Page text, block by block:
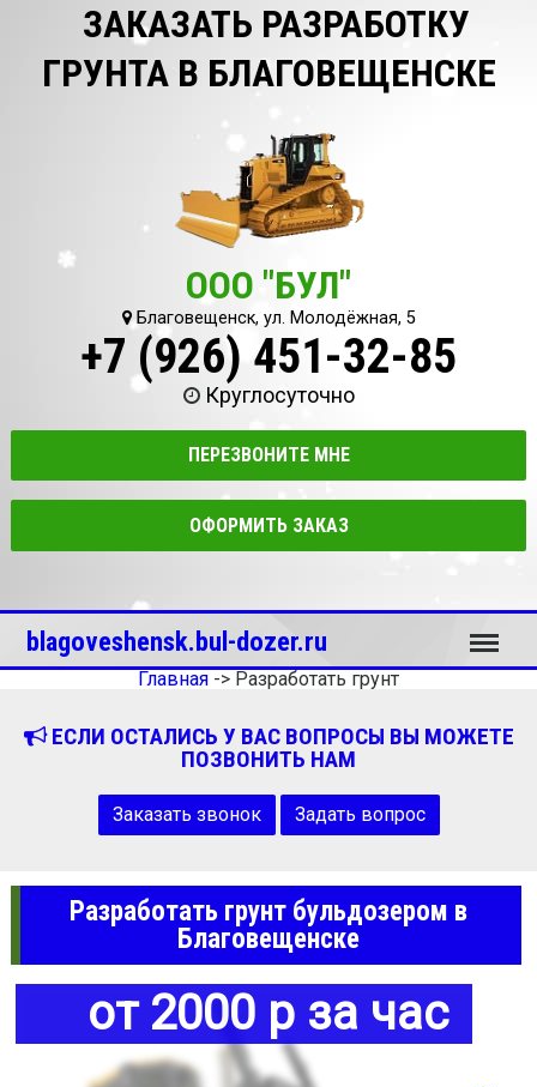
ЗАКАЗАТЬ РАЗРАБОТКУ
ГРУНТА В БЛАГОВЕЩЕНСКЕ
ООО "БУЛ"
Благовещенск, ул. Молодёжная, 5
+7 (926) 451-32-85
Круглосуточно
ПЕРЕЗВОНИТЕ МНЕ
ОФОРМИТЬ ЗАКАЗ
blagoveshensk.bul-dozer.ru Меню
Главная -> Разработать грунт
ЕСЛИ ОСТАЛИСЬ У ВАС ВОПРОСЫ ВЫ МОЖЕТЕ
ПОЗВОНИТЬ НАМ
Заказать звонок Задать вопрос
Разработать грунт бульдозером в
Благовещенске
от 2000 р за час